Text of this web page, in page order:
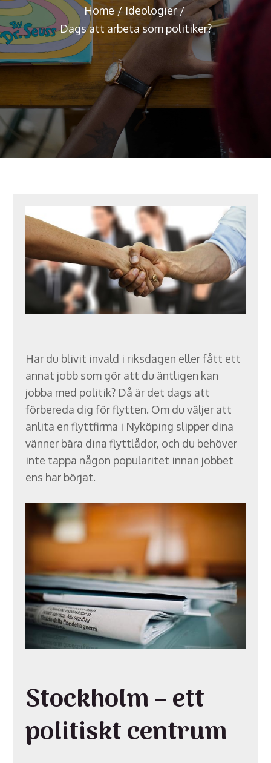
Home
Ideologier
Dags att arbeta som politiker?
Har du blivit invald i riksdagen eller fått ett
annat jobb som gör att du äntligen kan
jobba med politik? Då är det dags att
förbereda dig för flytten. Om du väljer att
anlita en flyttfirma i Nyköping slipper dina
vänner bära dina flyttlådor, och du behöver
inte tappa någon popularitet innan jobbet
ens har börjat.
Stockholm – ett
politiskt centrum